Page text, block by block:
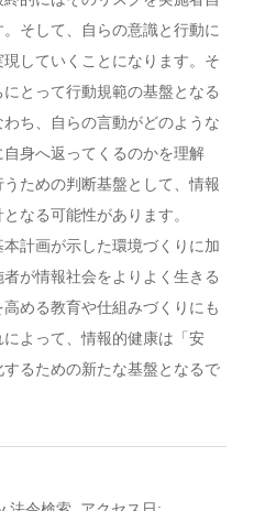
そして、自らの意識と行動に
していくことになります。そ
とって行動規範の基盤となる
ち、自らの言動がどのような
身へ返ってくるのかを理解
ための判断基盤として、情報
なる可能性があります。
計画が示した環境づくりに加
が情報社会をよりよく生きる
める教育や仕組みづくりにも
よって、情報的健康は「安
るための新たな基盤となるで